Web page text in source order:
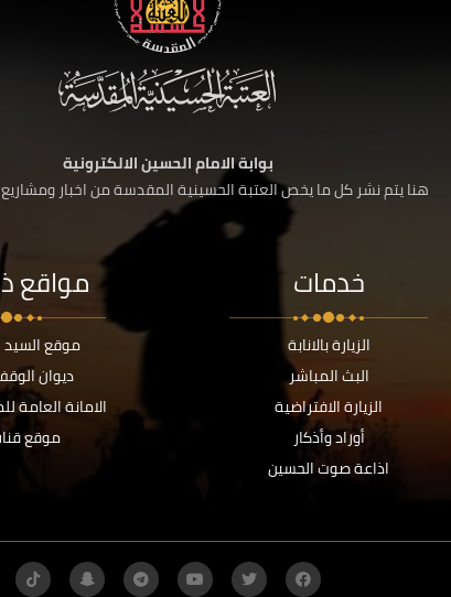
بوابة الامام الحسين الالكترونية
هنا يتم نشر كل ما يخص العتبة الحسينية المقدسة من اخبار
خدمات
الزيارة بالانابة
البث المباشر
الزيارة الافتراضية
أوراد وأذكار
اذاعة صوت الحسين
مواقع
موقع
ديوان
الامانة العامة
موقع